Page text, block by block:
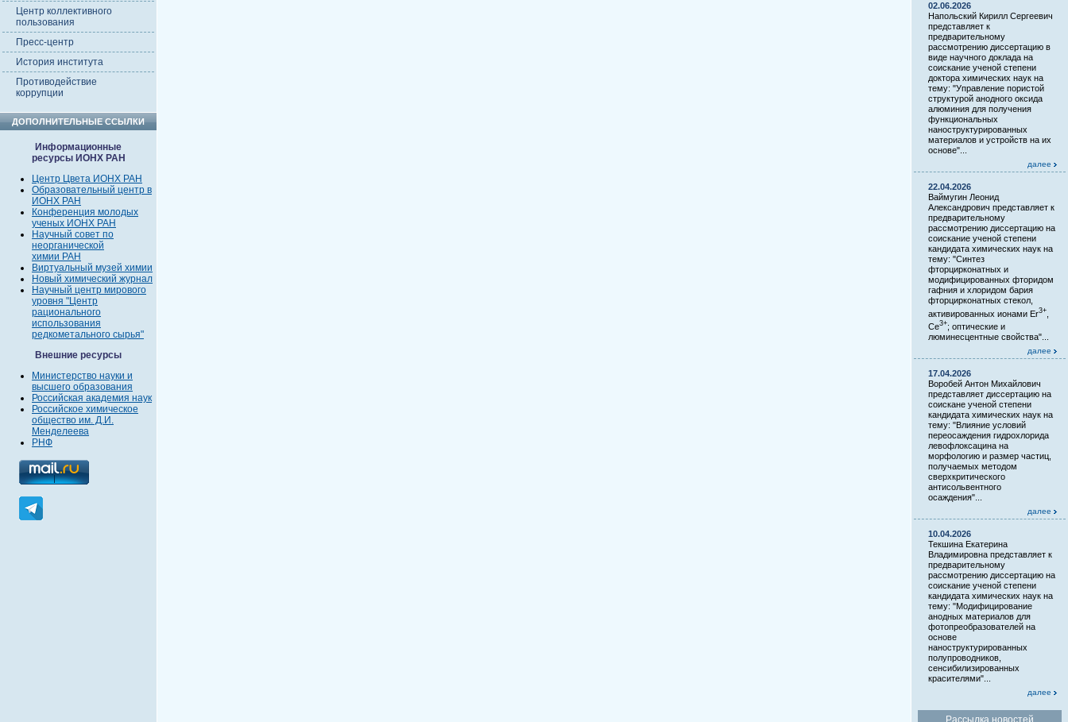
Центр коллективного
пользования
Пресс-центр
История института
Противодействие
коррупции
ДОПОЛНИТЕЛЬНЫЕ ССЫЛКИ
Информационные
ресурсы ИОНХ РАН
Центр Цвета ИОНХ РАН
Образовательный центр в
ИОНХ РАН
Конференция молодых
ученых ИОНХ РАН
Научный совет по
неорганической
химии РАН
Виртуальный музей химии
Новый химический журнал
Научный центр мирового
уровня "Центр
рационального
использования
редкометального сырья"
Внешние ресурсы
Министерство науки и
высшего образования
Российская академия наук
Российское химическое
общество им. Д.И.
Менделеева
РНФ
02.06.2026
Напольский Кирилл Сергеевич
представляет к
предварительному
рассмотрению диссертацию в
виде научного доклада на
соискание ученой степени
доктора химических наук на
тему: "Управление пористой
структурой анодного оксида
алюминия для получения
функциональных
наноструктурированных
материалов и устройств на их
основе"...
далее
22.04.2026
Ваймугин Леонид
Александрович представляет к
предварительному
рассмотрению диссертацию на
соискание ученой степени
кандидата химических наук на
тему: "Синтез
фторцирконатных и
модифицированных фторидом
гафния и хлоридом бария
фторцирконатных стекол,
активированных ионами Er3+
Ce3+; оптические и
люминесцентные свойства"...
далее
17.04.2026
Воробей Антон Михайлович
представляет диссертацию на
соискане ученой степени
кандидата химических наук на
тему: "Влияние условий
переосаждения гидрохлорида
левофлоксацина на
морфологию и размер частиц,
получаемых методом
сверхкритического
антисольвентного
осаждения"...
далее
10.04.2026
Текшина Екатерина
Владимировна представляет к
предварительному
рассмотрению диссертацию на
соискание ученой степени
кандидата химических наук на
тему: "Модифицирование
анодных материалов для
фотопреобразователей на
основе
наноструктурированных
полупроводников,
сенсибилизированных
красителями"...
далее